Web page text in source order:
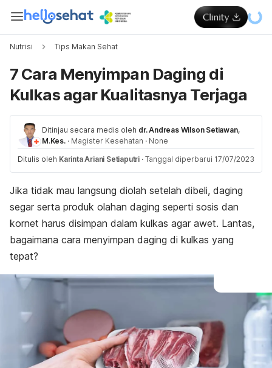
Nutrisi Tips Makan Sehat
7 Cara Menyimpan Daging di
Kulkas agar Kualitasnya Terjaga
Ditinjau secara medis oleh dr. Andreas Wilson Setiawan,
M.Kes. · Magister Kesehatan · None
Ditulis oleh Karinta Ariani Setiaputri · Tanggal diperbarui 17/07/2023
Jika tidak mau langsung diolah setelah dibeli, daging
segar serta produk olahan daging seperti sosis dan
kornet harus disimpan dalam kulkas agar awet. Lantas,
bagaimana cara menyimpan daging di kulkas yang
tepat?